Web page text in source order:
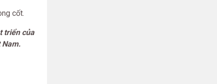
cốt.
triển của